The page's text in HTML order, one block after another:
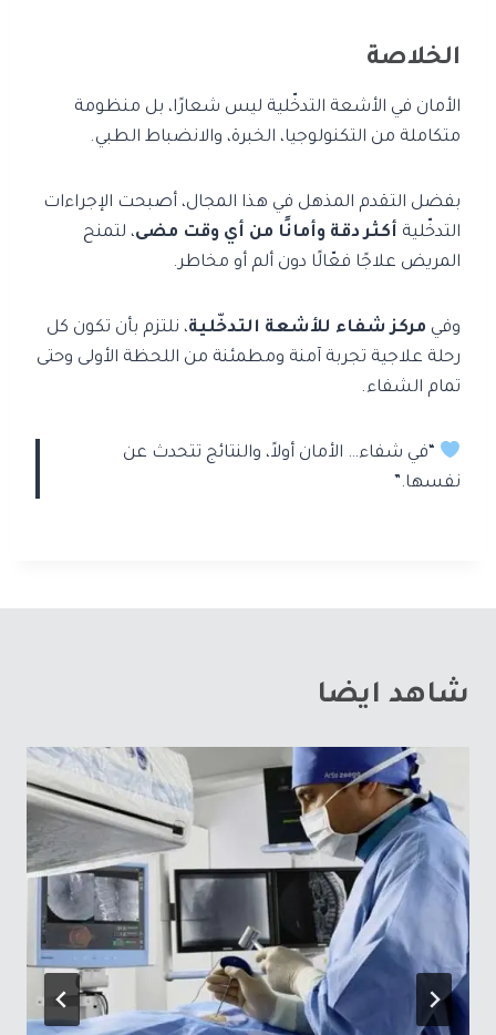
الخلاصة
الأمان في الأشعة التدخّلية ليس شعارًا، بل منظومة
متكاملة من التكنولوجيا، الخبرة، والانضباط الطبي.
بفضل التقدم المذهل في هذا المجال، أصبحت الإجراءات
التدخّلية أكثر دقة وأمانًا من أي وقت مضى، لتمنح
المريض علاجًا فعّالًا دون ألم أو مخاطر.
وفي مركز شفاء للأشعة التدخّلية، نلتزم بأن تكون كل
رحلة علاجية تجربة آمنة ومطمئنة من اللحظة الأولى وحتى
تمام الشفاء.
“في شفاء… الأمان أولاً، والنتائج تتحدث عن
نفسها.”
شاهد ايضا